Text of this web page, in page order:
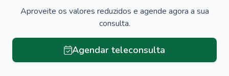
Aproveite os valores reduzidos e agende agora a sua
consulta.
Agendar teleconsulta